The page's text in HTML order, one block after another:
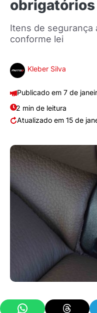
obrigatórios
Itens de segurança
conforme lei
Kleber Silva
7 de
2 min de leitura
15 de
Share on WhatsApp
Share